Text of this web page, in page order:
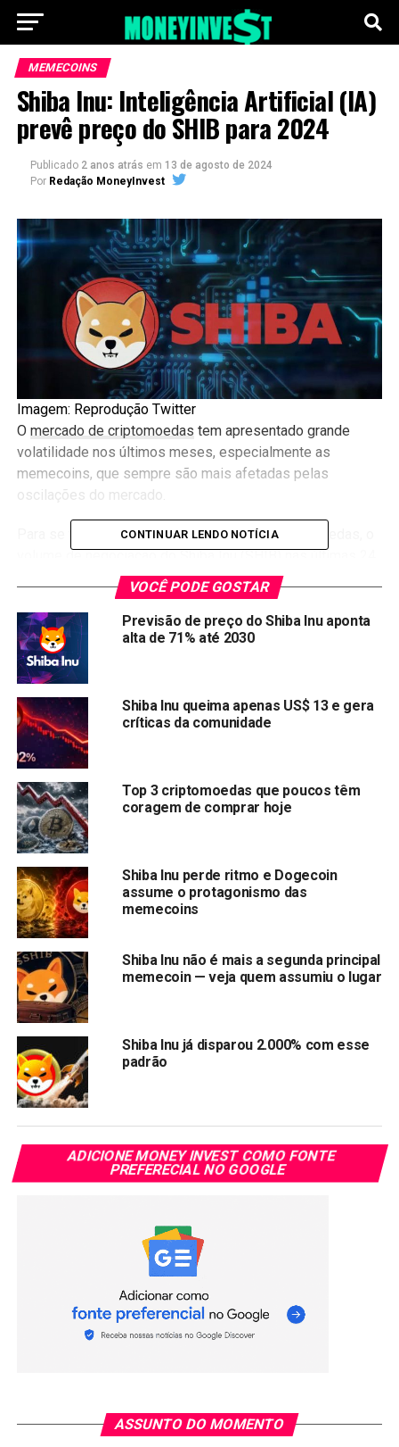
MEMECOINS
Shiba Inu: Inteligência Artificial (IA)
prevê preço do SHIB para 2024
Publicado 2 anos atrás em 13 de agosto de 2024
Por Redação MoneyInvest
Imagem: Reprodução Twitter
O mercado de criptomoedas tem apresentado grande
volatilidade nos últimos meses, especialmente as
memecoins, que sempre são mais afetadas pelas
oscilações do mercado.
Para se ter uma ideia da volatilidade das criptomoedas, o
volume de negociação do Shiba Inu (SHIB) nas últimas 24
US$ 179.896.198, representando uma queda
de 32,10% em relação ao dia anterior.
Fonte: Coingeckp
A Pricepredictions previu o
Segundo a análise da inteligência artificial, o valor do SHIB
se concretizarem, um investimento de US$ 1.000 poderia
se transformar em US$ 2.000.
estão se posicionando, prevendo um cenário mais
Siga o Money Invest no
Compartilhar:
TÓPICOS RELACIONADOS: SHIBA INU TRENDS
CONTINUAR LENDO NOTÍCIA
VOCÊ PODE GOSTAR
Previsão de preço do Shiba Inu aponta
alta de 71% até 2030
Shiba Inu queima apenas US$ 13 e gera
críticas da comunidade
Top 3 criptomoedas que poucos têm
coragem de comprar hoje
Shiba Inu perde ritmo e Dogecoin
assume o protagonismo das
memecoins
Shiba Inu não é mais a segunda principal
memecoin — veja quem assumiu o lugar
Shiba Inu já disparou 2.000% com esse
padrão
ADICIONE MONEY INVEST COMO FONTE
PREFERECIAL NO GOOGLE
ASSUNTO DO MOMENTO